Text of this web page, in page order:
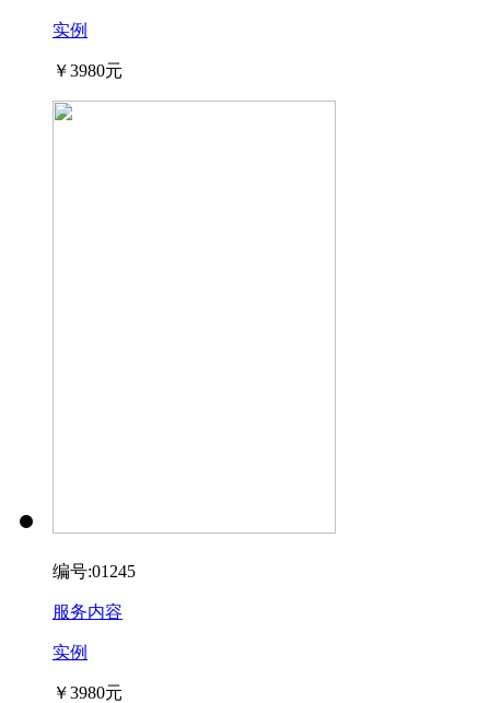
实例
￥3980元
编号:01245
服务内容
实例
￥3980元